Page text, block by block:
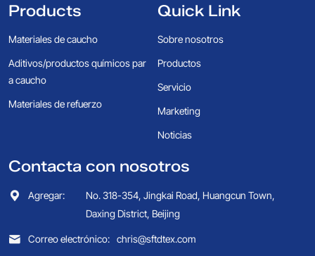
Products
Materiales de caucho
Aditivos/productos químicos par
a caucho
Materiales de refuerzo
Quick Link
Sobre nosotros
Productos
Servicio
Marketing
Noticias
Contacta con nosotros
Agregar:
No. 318-354, Jingkai Road, Huangcun Town,
Daxing District, Beijing
Correo electrónico: chris@sftdtex.com